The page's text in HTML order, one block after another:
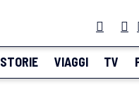
STORIE VIAGGI TV